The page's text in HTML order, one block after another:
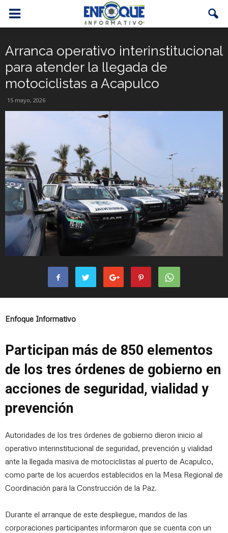
Arranca operativo interinstitucional
para atender la llegada de
motociclistas a Acapulco
15 mayo, 2026
Enfoque Informativo
Participan más de 850 elementos
de los tres órdenes de gobierno en
acciones de seguridad, vialidad y
prevención
Autoridades de los tres órdenes de gobierno dieron inicio al
operativo interinstitucional de seguridad, prevención y vialidad
ante la llegada masiva de motociclistas al puerto de Acapulco,
como parte de los acuerdos establecidos en la Mesa Regional de
Coordinación para la Construcción de la Paz.
Durante el arranque de este despliegue, mandos de las
corporaciones participantes informaron que se cuenta con un